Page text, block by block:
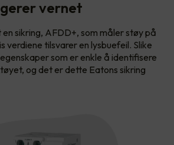
vernet
sikring, AFDD+, som måler støy på
verdiene tilsvarer en lysbuefeil. Slike
som er enkle å identifisere
og det er dette Eatons sikring